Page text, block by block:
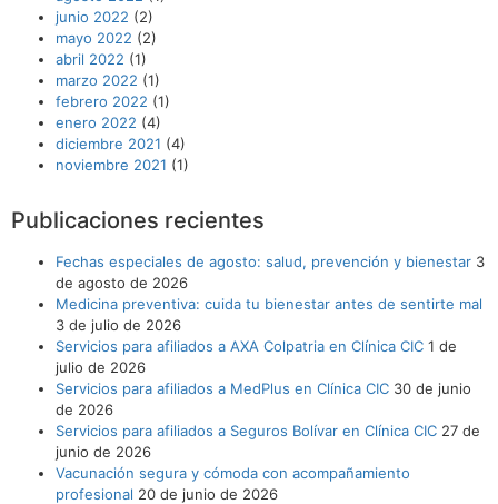
junio 2022 (2)
mayo 2022 (2)
abril 2022 (1)
marzo 2022 (1)
febrero 2022 (1)
enero 2022 (4)
diciembre 2021 (4)
noviembre 2021 (1)
Publicaciones recientes
Fechas especiales de agosto: salud, prevención y bienestar 3
de agosto de 2026
Medicina preventiva: cuida tu bienestar antes de sentirte mal
3 de julio de 2026
Servicios para afiliados a AXA Colpatria en Clínica CIC 1 de
julio de 2026
Servicios para afiliados a MedPlus en Clínica CIC 30 de junio
de 2026
Servicios para afiliados a Seguros Bolívar en Clínica CIC 27 de
junio de 2026
Vacunación segura y cómoda con acompañamiento
profesional 20 de junio de 2026